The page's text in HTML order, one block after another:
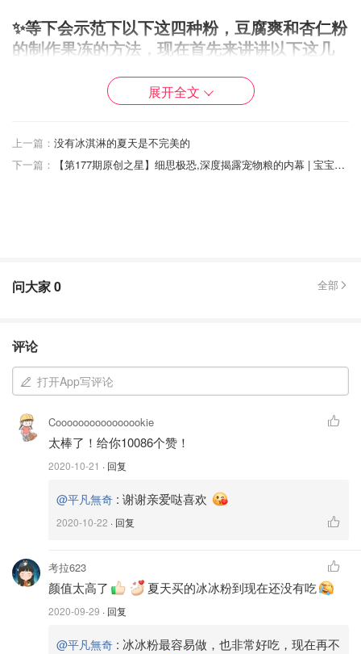
✨等下会示范下以下这四种粉，豆腐爽和杏仁粉
的制作果冻的方法，现在首先来讲讲以下这几
白凉粉～白凉粉是一种中国南方著名小吃，以
植物凉粉胶等原料制成，产品具有品质嫩滑，
晶莹透澈，清爽可口等特点，风味怡人，诚为
夏季消暑佳品。
展开全文
上一篇： 没有冰淇淋的夏天是不完美的
下一篇：
【第177期原创之星】细思极恐,深度揭露宠物粮的内幕 | 宝宝办美国护照的准备材料及办理流程 | 警惕！二手物品交易陷阱 | 简易材料打造专业摄影棚 | 奶油芝士焦糖菠萝软欧包步骤详解
问大家0 全部
评论
打开App写评论
Coooooooooooooookie
太棒了！给你10086个赞！
2020-10-21 · 回复
@平凡無奇 : 谢谢亲爱哒喜欢
2020-10-22 · 回复
考拉623
颜值太高了 夏天买的冰冰粉到现在还没有吃
2020-09-29 · 回复
@平凡無奇 : 冰冰粉最容易做，也非常好吃，现在再不